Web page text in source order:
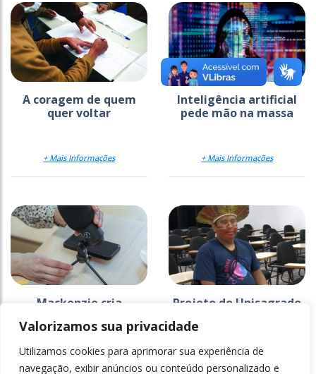
Valorizamos sua privacidade
Utilizamos cookies para aprimorar sua experiência de
navegação, exibir anúncios ou conteúdo personalizado e
A coragem de quem
quer voltar
+ Mais Informações
Inteligência artificial
pede mão na massa
+ Mais Informações
Mackenzie cria
comunicar a ciência
+ Mais Informações
Projeto do Unisagrado
+ Mais Informações